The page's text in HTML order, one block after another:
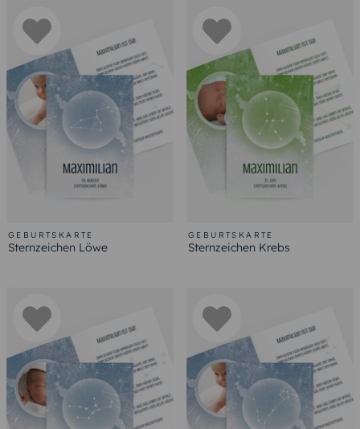
GEBURTSKARTE
Sternzeichen Löwe
GEBURTSKARTE
Sternzeichen Krebs